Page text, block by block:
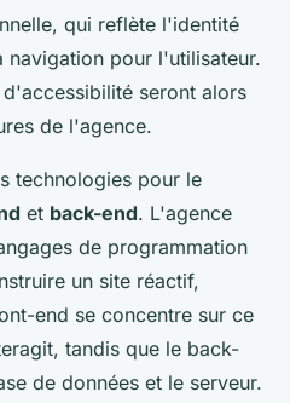
qui reflète l'identité
pour l'utilisateur.
seront alors
de l'agence.
technologies pour le
et back-end. L'agence
de programmation
un site réactif,
end se concentre sur ce
tandis que le back-
de données et le serveur.